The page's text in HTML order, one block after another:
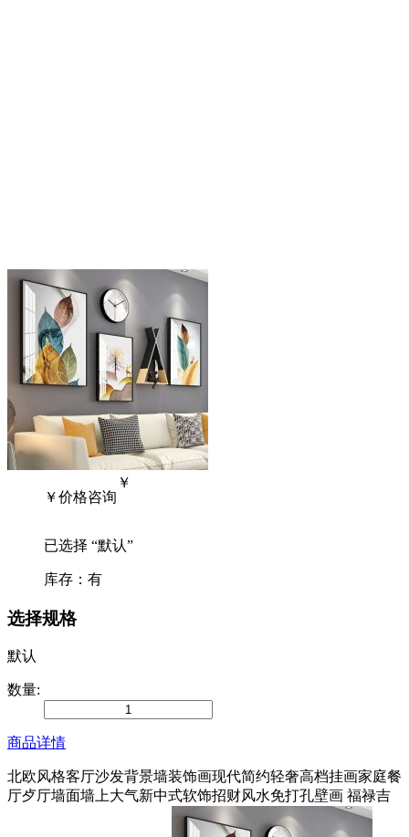
￥价格咨询
￥
已选择 “默认”
库存： 有
选择规格
默认
数量:
商品详情
北欧风格客厅沙发背景墙装饰画现代简约轻奢高档挂画家庭餐
厅歺厅墙面墙上大气新中式软饰招财风水免打孔壁画 福禄吉